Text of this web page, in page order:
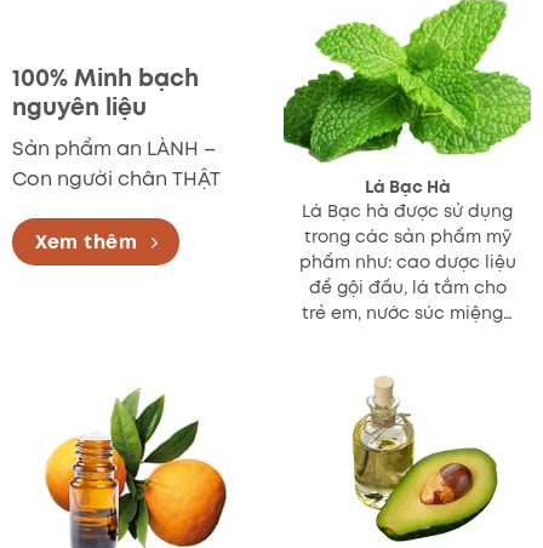
100% Minh bạch
nguyên liệu
Sản phẩm an LÀNH –
Con người chân THẬT
Xem thêm
Lá Bạc Hà
Lá Bạc hà được sử dụng
trong các sản phẩm mỹ
phẩm như: cao dược liệu
để gội đầu, lá tắm cho
trẻ em, nước súc miệng…